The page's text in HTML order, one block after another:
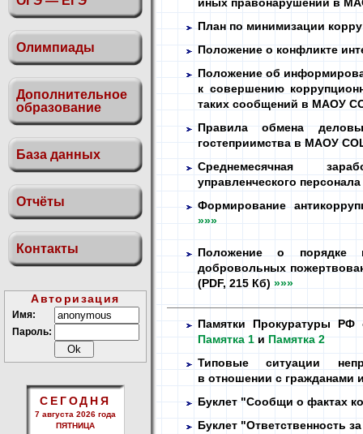
Олимпиады
Дополнительное
образование
База данных
Отчёты
Контакты
Авторизация
Имя:
Пароль:
СЕГОДНЯ
7 августа 2026 года
ПЯТНИЦА
План по минимизации
Положение о конфликте
Положение об
к совершению
таких сообщений в МАОУ
Правила обмена
гостеприимства в МАОУ
Среднемесячная
управленческого
Формирование
»»»
Положение о порядке
добровольных
(PDF, 215 Кб) »»»
Памятки Прокуратуры РФ
Памятка 1 и Памятка 2
Типовые ситуации
в отношении с гражданами
Буклет "Сообщи о фактах
Буклет "Ответственность